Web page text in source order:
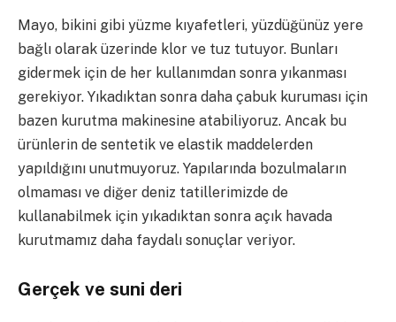
Mayo, bikini gibi yüzme kıyafetleri, yüzdüğünüz yere
bağlı olarak üzerinde klor ve tuz tutuyor. Bunları
gidermek için de her kullanımdan sonra yıkanması
gerekiyor. Yıkadıktan sonra daha çabuk kuruması için
bazen kurutma makinesine atabiliyoruz. Ancak bu
ürünlerin de sentetik ve elastik maddelerden
yapıldığını unutmuyoruz. Yapılarında bozulmaların
olmaması ve diğer deniz tatillerimizde de
kullanabilmek için yıkadıktan sonra açık havada
kurutmamız daha faydalı sonuçlar veriyor.
Gerçek ve suni deri